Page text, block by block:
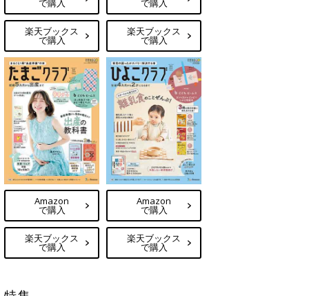
で購入
楽天ブックス
で購入
で購入
楽天ブックス
で購入
Amazon
で購入
楽天ブックス
で購入
Amazon
で購入
楽天ブックス
で購入